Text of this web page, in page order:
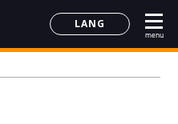
LANG
日本語
menu